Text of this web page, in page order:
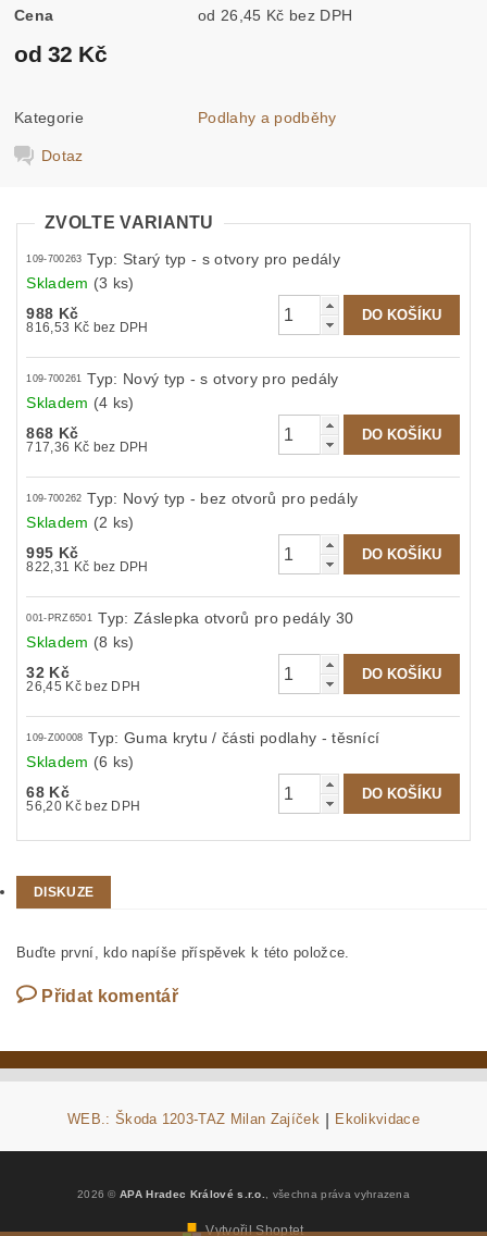
Cena od 26,45 Kč bez DPH
od 32 Kč
Kategorie Podlahy a podběhy
Dotaz
ZVOLTE VARIANTU
109-700263 Typ: Starý typ - s otvory pro pedály
Skladem (3 ks)
988 Kč
816,53 Kč bez DPH
109-700261 Typ: Nový typ - s otvory pro pedály
Skladem (4 ks)
868 Kč
717,36 Kč bez DPH
109-700262 Typ: Nový typ - bez otvorů pro pedály
Skladem (2 ks)
995 Kč
822,31 Kč bez DPH
001-PRZ6501 Typ: Záslepka otvorů pro pedály 30
Skladem (8 ks)
32 Kč
26,45 Kč bez DPH
109-Z00008 Typ: Guma krytu / části podlahy - těsnící
Skladem (6 ks)
68 Kč
56,20 Kč bez DPH
DISKUZE
Buďte první, kdo napíše příspěvek k této položce.
Přidat komentář
WEB.: Škoda 1203-TAZ Milan Zajíček Ekolikvidace
2026 ©APA Hradec Králové s.r.o., všechna práva vyhrazena
Vytvořil Shoptet